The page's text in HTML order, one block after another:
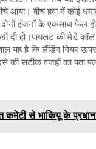
आया। बीच हवा में कोई
दोनों इंजनों के एकसाथ
खो दी हो।पायलट की मेडे
यह है कि लैंडिंग गियर
सटीक वजहों का पता
कमेटी से भाकियू के प्रधान